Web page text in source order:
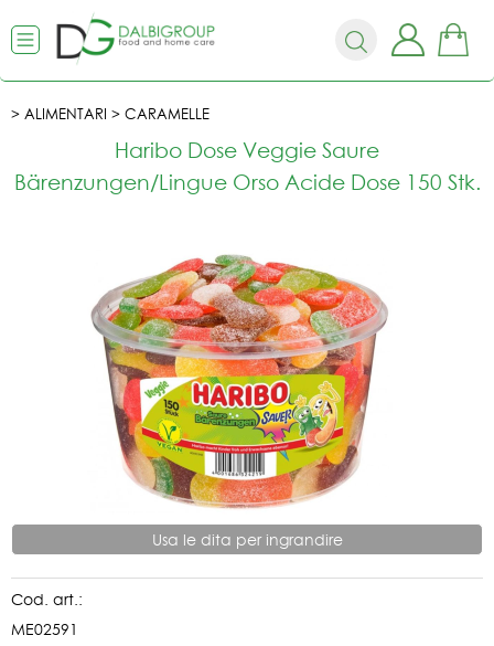
ALIMENTARI CARAMELLE
Haribo Dose Veggie Saure
Bärenzungen/Lingue Orso Acide Dose 150 Stk.
Usa le dita per ingrandire
Cod. art.:
ME02591